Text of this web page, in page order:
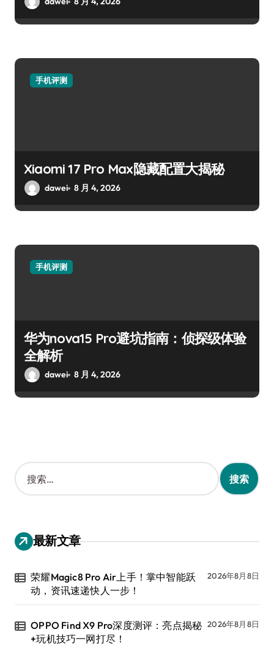
手机评测
Xiaomi 17 Pro Max隐藏配置大揭秘
dawei 8 月 4, 2026
手机评测
华为nova15 Pro避坑指南：侦探级体验
全解析
dawei 8 月 4, 2026
搜
索
：
最新文章
荣耀Magic8 Pro Air上手！掌中智能跃
动，资讯速递快人一步！
2026年8月8日
OPPO Find X9 Pro深度测评：亮点揭秘
+玩机技巧一网打尽！
2026年8月8日